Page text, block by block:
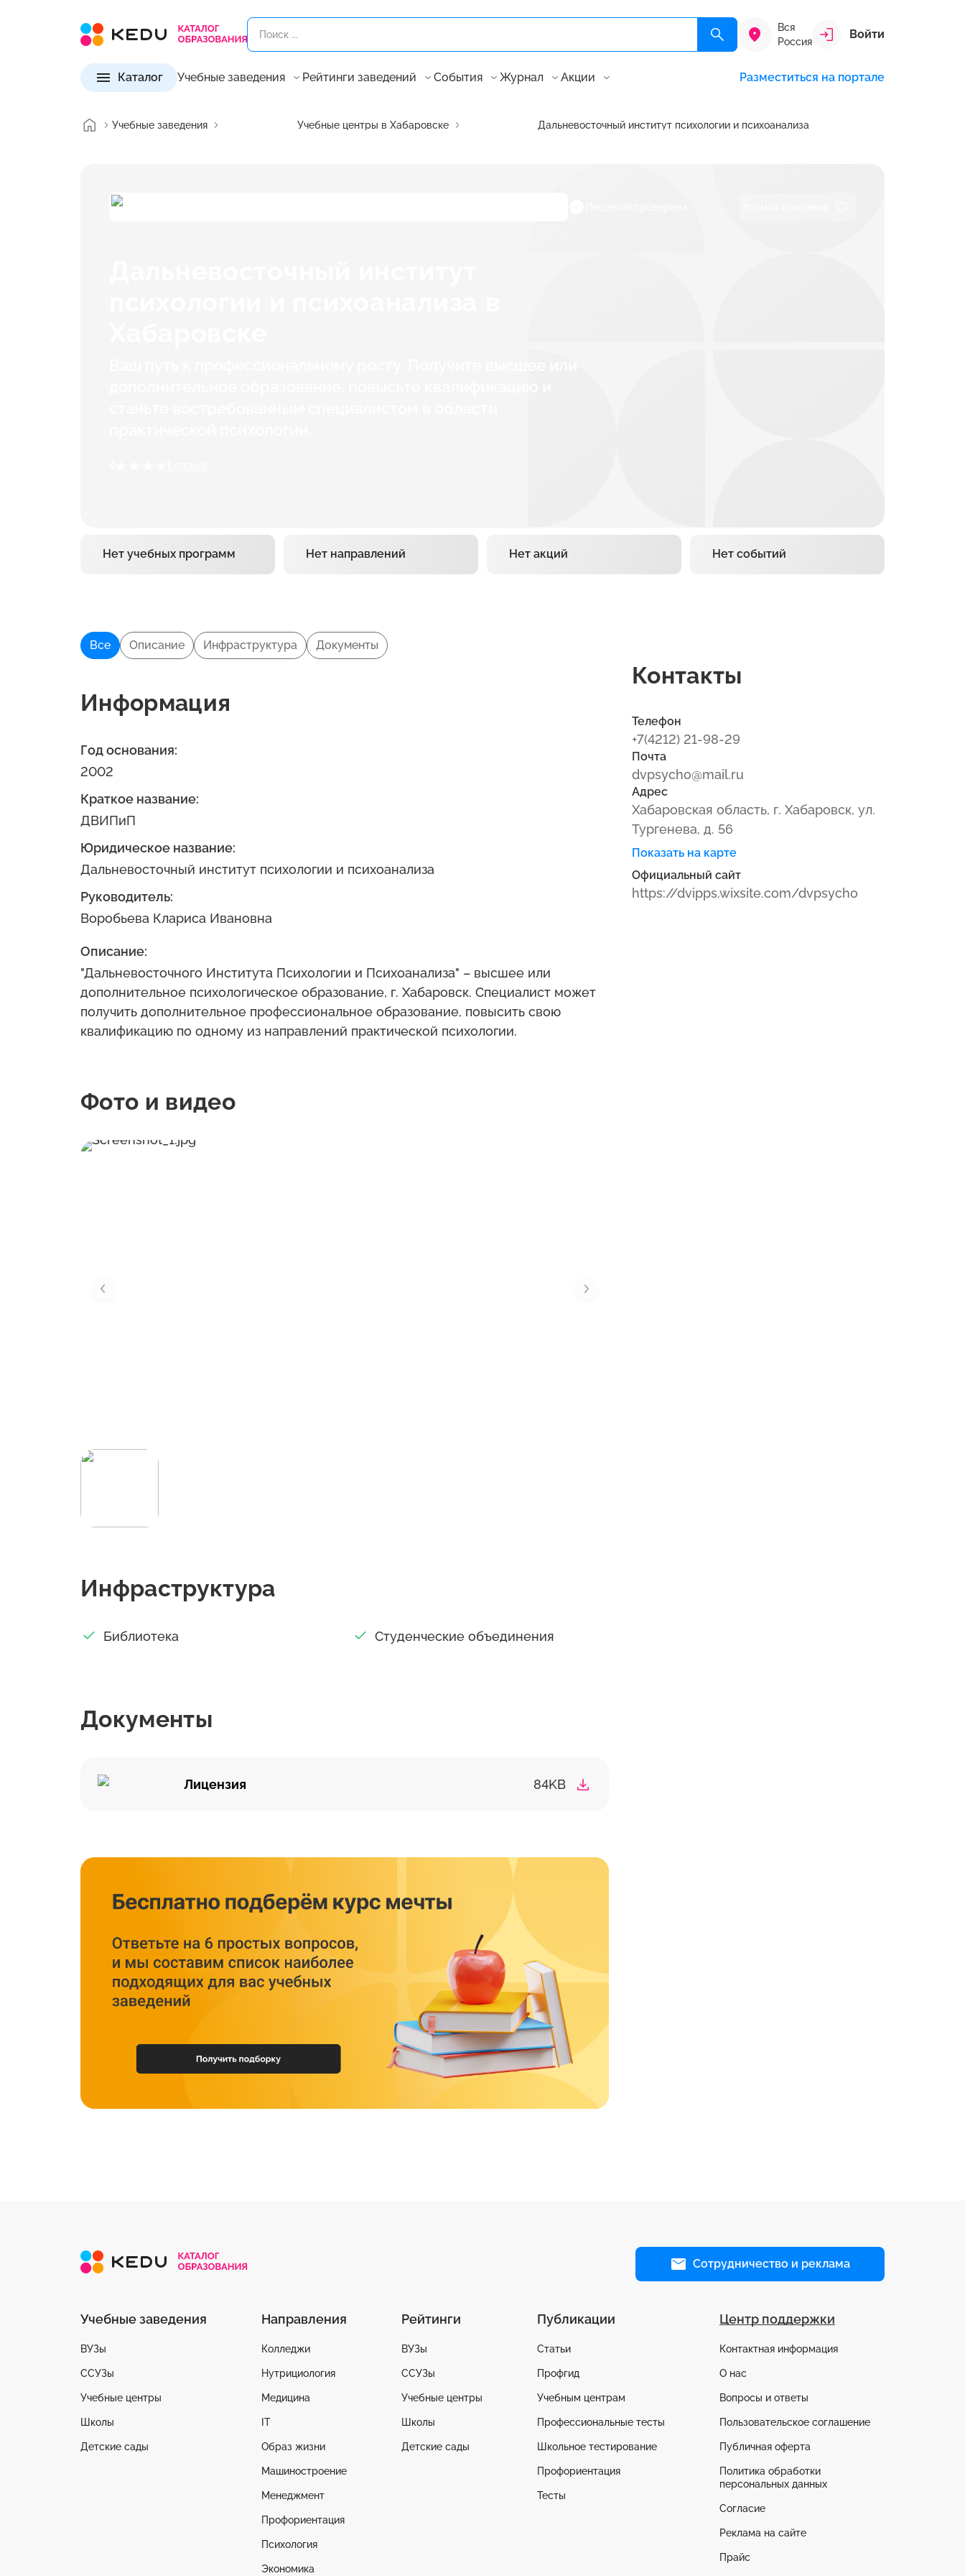
Вся
Россия
Войти
Каталог Учебные заведения Рейтинги заведений События Журнал Акции Разместиться на портале
Учебные заведения Учебные центры в Хабаровске Дальневосточный институт психологии и психоанализа
Нет учебных программ Нет направлений Нет акций Нет событий
Все Описание Инфраструктура Документы
Информация
Год основания:
2002
Краткое название:
ДВИПиП
Юридическое название:
Дальневосточный институт психологии и психоанализа
Руководитель:
Воробьева Клариса Ивановна
Описание:
"Дальневосточного Института Психологии и Психоанализа" – высшее или
дополнительное психологическое образование, г. Хабаровск. Специалист может
получить дополнительное профессиональное образование, повысить свою
квалификацию по одному из направлений практической психологии.
Фото и видео
Инфраструктура
Библиотека Студенческие объединения
Документы
Лицензия 84KB
Контакты
Телефон
+7(4212) 21-98-29
Почта
dvpsycho@mail.ru
Адрес
Хабаровская область, г. Хабаровск, ул.
Тургенева, д. 56
Показать на карте
Официальный сайт
https://dvipps.wixsite.com/dvpsycho
Сотрудничество и реклама
Учебные заведения
ВУЗы
ССУЗы
Учебные центры
Школы
Детские сады
Направления
Колледжи
Нутрициология
Медицина
IT
Образ жизни
Машиностроение
Менеджмент
Профориентация
Психология
Экономика
Рейтинги
ВУЗы
ССУЗы
Учебные центры
Школы
Детские сады
Публикации
Статьи
Профгид
Учебным центрам
Профессиональные тесты
Школьное тестирование
Профориентация
Тесты
Центр поддержки
Контактная информация
О нас
Вопросы и ответы
Пользовательское соглашение
Публичная оферта
Политика обработки
персональных данных
Согласие
Реклама на сайте
Прайс